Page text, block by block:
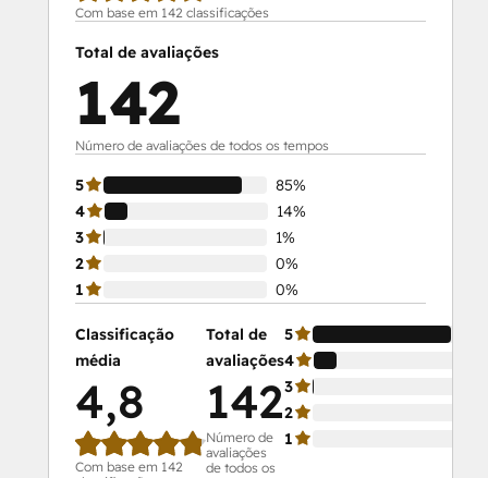
Service Hub Software
Course
Social Media Marketing Certification II
Com base em 142 classificações
Total de avaliações
142
Número de avaliações de todos os tempos
5
85%
4
14%
3
1%
2
0%
1
0%
Classificação
média
4,8
Com base em 142
Total de
avaliações
142
Número de
avaliações
de todos os
5
4
3
2
1